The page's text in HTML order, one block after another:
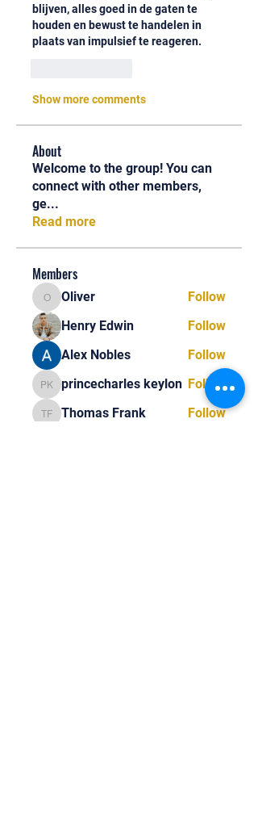
blijven, alles goed in de gaten te
houden en bewust te handelen in
plaats van impulsief te reageren.
Show more comments
About
Welcome to the group! You can
connect with other members,
ge...
Read more
Members
OliverOliver
Follow
Henry Edwin
Follow
Alex Nobles
Follow
princecharles keylon
princecharles keylon Follow
Thomas Frank
Thomas Frank
Follow